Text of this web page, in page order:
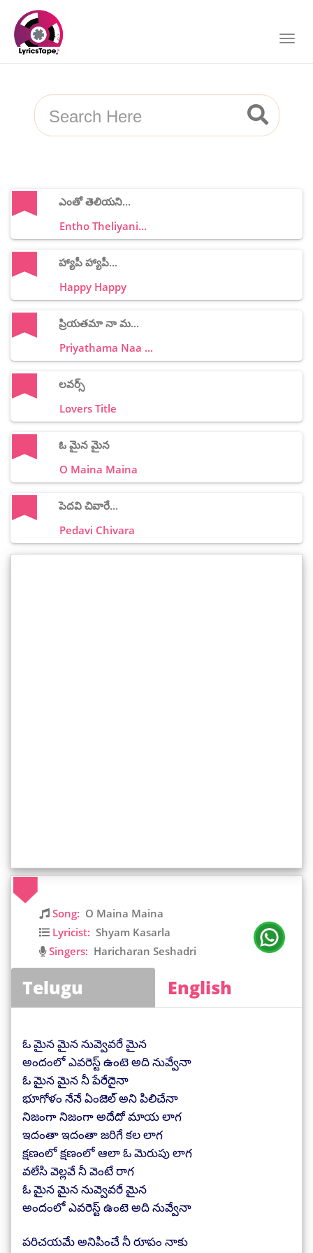
ఎంతో తెలియని...
Entho Theliyani...
హ్యాపీ హ్యాపీ...
Happy Happy
ప్రియతమా నా మ...
Priyathama Naa ...
లవర్స్
Lovers Title
ఓ మైన మైన
O Maina Maina
పెదవి చివారే...
Pedavi Chivara
Song: O Maina Maina
Lyricist: Shyam Kasarla
Singers: Haricharan Seshadri
Telugu English
ఓ మైన మైన నువ్వెవరే మైన
అందంలో ఎవరెస్ట్ ఉంటె అది నువ్వేనా
ఓ మైన మైన నీ పేరేదైనా
భూగోళం నేనే ఏంజెల్ అని పిలిచేనా
నిజంగా నిజంగా అదేదో మాయ లాగ
ఇదంతా ఇదంతా జరిగే కల లాగ
క్షణంలో క్షణంలో ఆలా ఓ మెరుపు లాగ
వలేసి వెల్లవే నీ వెంటే రాగ
ఓ మైన మైన నువ్వెవరే మైన
అందంలో ఎవరెస్ట్ ఉంటె అది నువ్వేనా
పరిచయమే అనిపించే నీ రూపం నాకు